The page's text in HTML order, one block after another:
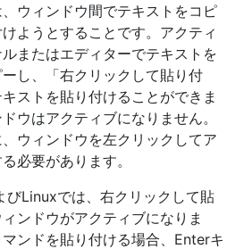
ウィンドウ間でテキストをコピ
ようとすることです。アクティ
またはエディターでテキストを
し、「右クリックして貼り付
ストを貼り付けることができま
ウはアクティブになりません。
ウィンドウを左クリックしてア
必要があります。
びLinuxでは、右クリックして貼
ンドウがアクティブになりま
ンドを貼り付ける場合、Enterキ